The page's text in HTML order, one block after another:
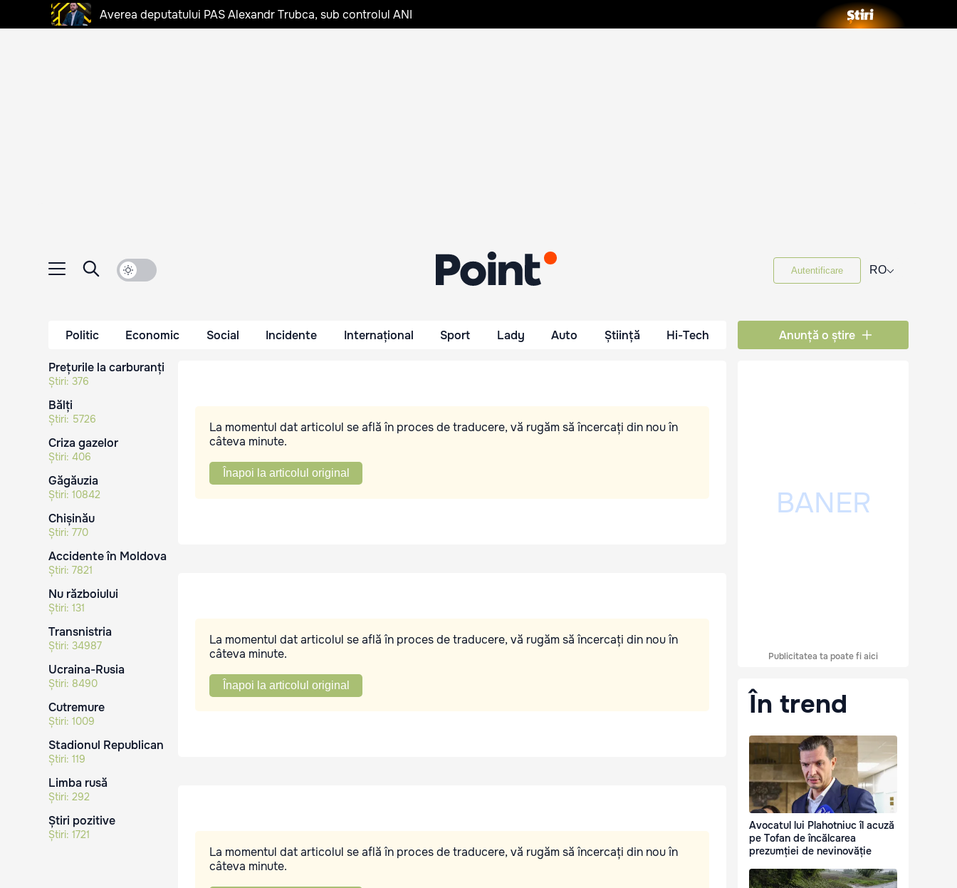
Averea deputatului PAS Alexandr Trubca, sub controlul ANI
Autentificare RO⌵
Politic Economic Social Incidente Internațional Sport Lady Auto Știință Hi-Tech Anunță o știre
Prețurile la carburanți
Știri: 376
Bălți
Știri: 5726
Criza gazelor
Știri: 406
Găgăuzia
Știri: 10842
Chișinău
Știri: 770
Accidente în Moldova
Știri: 7821
Nu războiului
Știri: 131
Transnistria
Știri: 34987
Ucraina-Rusia
Știri: 8490
Cutremure
Știri: 1009
Stadionul Republican
Știri: 119
Limba rusă
Știri: 292
Știri pozitive
Știri: 1721
La momentul dat articolul se află în proces de traducere, vă rugăm să încercați din nou în
câteva minute.
Înapoi la articolul original
La momentul dat articolul se află în proces de traducere, vă rugăm să încercați din nou în
câteva minute.
Înapoi la articolul original
La momentul dat articolul se află în proces de traducere, vă rugăm să încercați din nou în
câteva minute.
Publicitatea ta poate fi aici
În trend
Avocatul lui Plahotniuc îl acuză
pe Tofan de încălcarea
prezumției de nevinovăție